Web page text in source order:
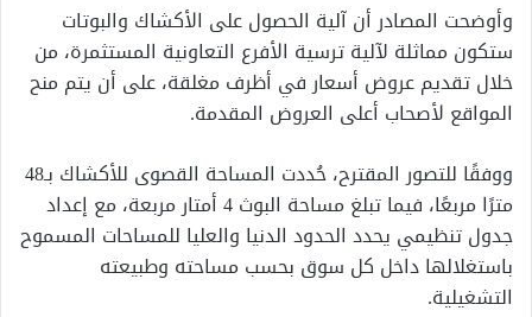
وأوضحت المصادر أن آلية الحصول على الأكشاك والبوتات
ستكون مماثلة لآلية ترسية الأفرع التعاونية المستثمرة، من
خلال تقديم عروض أسعار في أظرف مغلقة، على أن يتم منح
المواقع لأصحاب أعلى العروض المقدمة.
ووفقًا للتصور المقترح، حُددت المساحة القصوى للأكشاك بـ48
مترًا مربعًا، فيما تبلغ مساحة البوث 4 أمتار مربعة، مع إعداد
جدول تنظيمي يحدد الحدود الدنيا والعليا للمساحات المسموح
باستغلالها داخل كل سوق بحسب مساحته وطبيعته
التشغيلية.